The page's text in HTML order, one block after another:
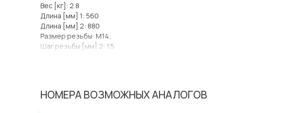
Вес [кг]: 2.8
Длина [мм] 1: 560
Длина [мм] 2: 880
Размер резьбы: M14;
Шаг резьбы [мм] 2: 1.5
НОМЕРА ВОЗМОЖНЫХ АНАЛОГОВ